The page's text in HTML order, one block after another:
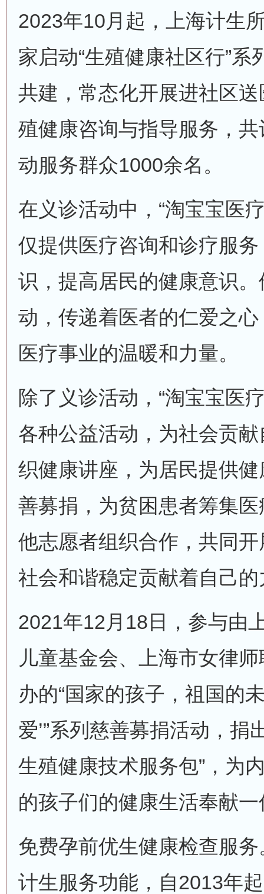
2023年10月起，上海计生
家启动“生殖健康社区行”
共建，常态化开展进社区
殖健康咨询与指导服务，
动服务群众1000余名。
在义诊活动中，“淘宝宝医
仅提供医疗咨询和诊疗服
识，提高居民的健康意识
动，传递着医者的仁爱之
医疗事业的温暖和力量。
除了义诊活动，“淘宝宝医
各种公益活动，为社会贡
织健康讲座，为居民提供
善募捐，为贫困患者筹集
他志愿者组织合作，共同
社会和谐稳定贡献着自己
2021年12月18日，参与由
儿童基金会、上海市女律
办的“国家的孩子，祖国的
爱’”系列慈善募捐活动，捐
生殖健康技术服务包”，为
的孩子们的健康生活奉献
免费孕前优生健康检查服
计生服务功能，自2013年